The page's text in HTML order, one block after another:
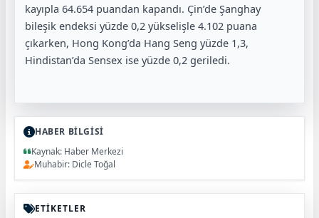
kayıpla 64.654 puandan kapandı. Çin’de Şanghay
bileşik endeksi yüzde 0,2 yükselişle 4.102 puana
çıkarken, Hong Kong’da Hang Seng yüzde 1,3,
Hindistan’da Sensex ise yüzde 0,2 geriledi.
HABER BİLGİSİ
Kaynak: Haber Merkezi
Muhabir: Dicle Toğal
ETİKETLER